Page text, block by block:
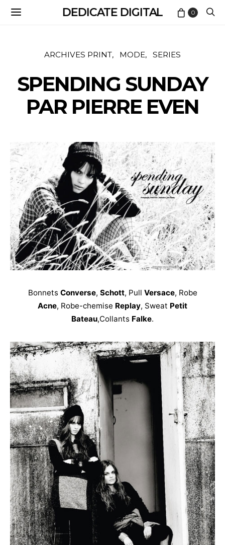
DEDICATE DIGITAL 0
ARCHIVES PRINT MODE SERIES
SPENDING SUNDAY
PAR PIERRE EVEN
Bonnets Converse, Schott, Pull Versace, Robe
Acne, Robe-chemise Replay, Sweat Petit
Bateau,Collants Falke.